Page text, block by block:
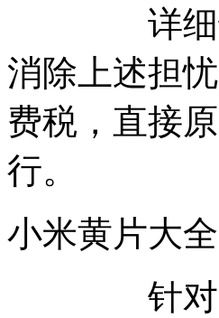
详细剖析
消除上述担
费税，直接
行。
小米黄片
针对近期